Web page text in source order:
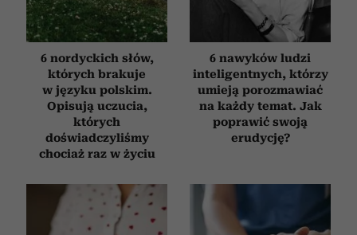
6 nordyckich słów,
których brakuje
w języku polskim.
Opisują uczucia,
których
doświadczyliśmy
chociaż raz w życiu
6 nawyków ludzi
inteligentnych, którzy
umieją porozmawiać
na każdy temat. Jak
poprawić swoją
erudycję?